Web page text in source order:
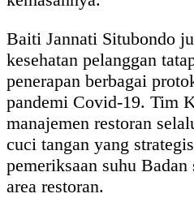
Baiti Jannati Situbondo
kesehatan pelanggan
penerapan berbagai
pandemi Covid-19. Tim
manajemen restoran
cuci tangan yang
pemeriksaan suhu
area restoran.